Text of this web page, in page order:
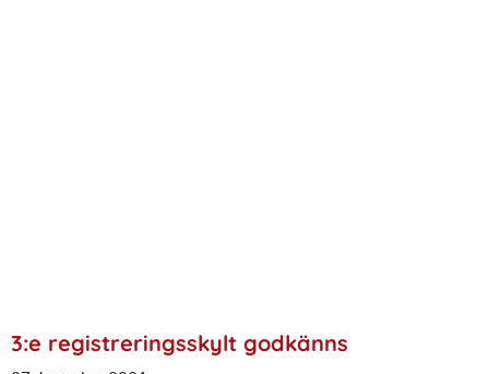
3:e registreringsskylt godkänns